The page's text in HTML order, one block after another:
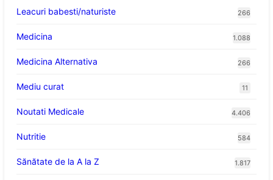
Leacuri babesti/naturiste 266
Medicina 1.088
Medicina Alternativa 266
Mediu curat 11
Noutati Medicale 4.406
Nutritie 584
Sănătate de la A la Z 1.817